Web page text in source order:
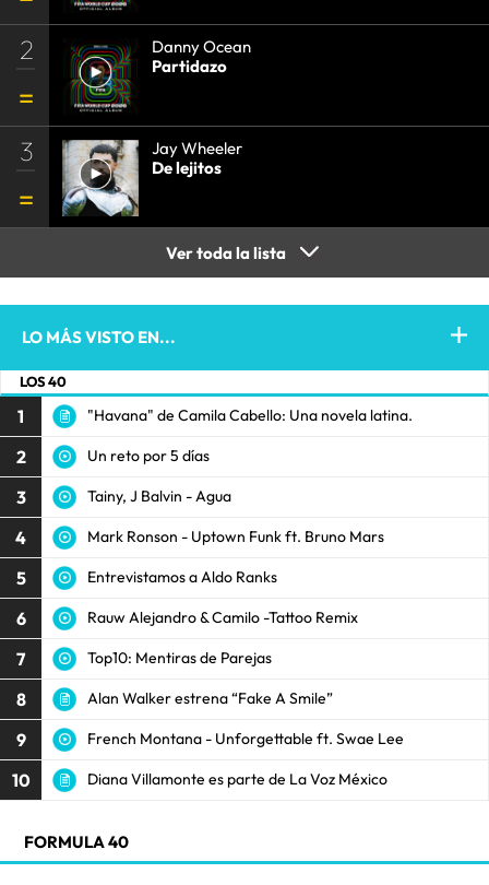
2
Danny Ocean
Partidazo
3
Jay Wheeler
De lejitos
Ver toda la lista
LO MÁS VISTO EN...
LOS 40
1 "Havana" de Camila Cabello: Una novela latina.
2 Un reto por 5 días
3 Tainy, J Balvin - Agua
4 Mark Ronson - Uptown Funk ft. Bruno Mars
5 Entrevistamos a Aldo Ranks
6 Rauw Alejandro & Camilo -Tattoo Remix
7 Top10: Mentiras de Parejas
8 Alan Walker estrena “Fake A Smile”
9 French Montana - Unforgettable ft. Swae Lee
10 Diana Villamonte es parte de La Voz México
FORMULA 40